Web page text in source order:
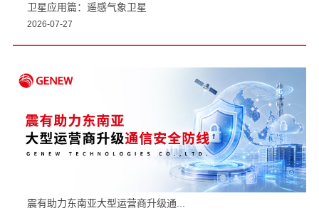
卫星应用篇：遥感气象卫星
2026-07-27
震有助力东南亚大型运营商升级通...